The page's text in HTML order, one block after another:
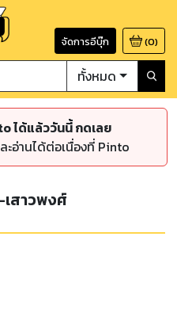
จัดการอีบุ๊ก (0)
ทั้งหมด
ได้แล้ววันนี้ กดเลย
อ่านได้ต่อเนื่องที่ Pinto
สาวพงศ์